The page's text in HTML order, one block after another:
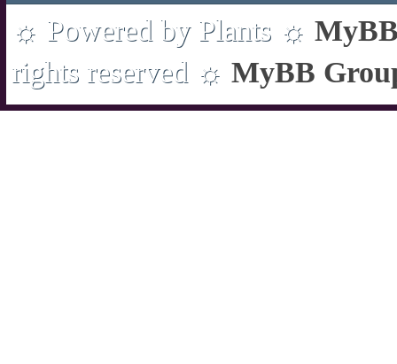
☼ Powered by Plants ☼
rights reserved ☼ MyBB